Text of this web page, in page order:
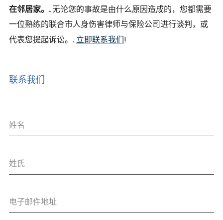
在邻居家。.无论您的事故是由什么原因造成的，您都需要
一位熟练的联合市人身伤害律师与保险公司进行谈判，或
代表您提起诉讼。. 立即联系我们!
联系我们